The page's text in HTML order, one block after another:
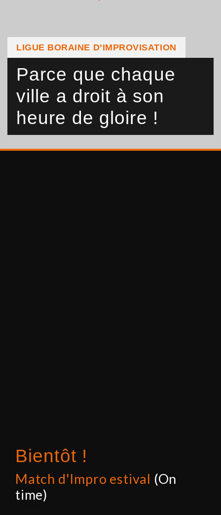
LIGUE BORAINE D’IMPROVISATION
Parce que chaque
ville a droit à son
heure de gloire !
Bientôt !
Match d'Impro estival (On
time)